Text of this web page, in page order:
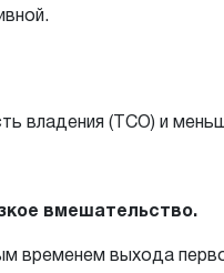
владения (TCO) и
вмешательство.
временем выхода